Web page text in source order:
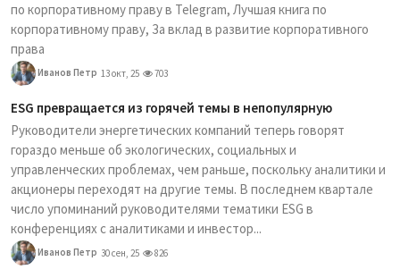
по корпоративному праву в Telegram, Лучшая книга по
корпоративному праву, За вклад в развитие корпоративного
права
Иванов Петр 13 окт, 25 703
ESG превращается из горячей темы в непопулярную
Руководители энергетических компаний теперь говорят
гораздо меньше об экологических, социальных и
управленческих проблемах, чем раньше, поскольку аналитики и
акционеры переходят на другие темы. В последнем квартале
число упоминаний руководителями тематики ESG в
конференциях с аналитиками и инвестор...
Иванов Петр 30 сен, 25 826